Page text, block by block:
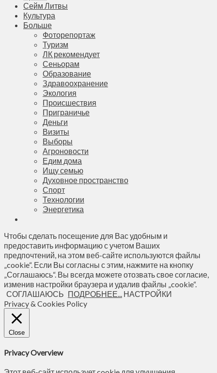
Сейм Литвы
Культура
Больше
Фоторепортаж
Туризм
ЛК рекомендует
Сеньорам
Образование
Здравоохранение
Экология
Происшествия
Приграничье
Деньги
Визиты
Выборы
Агроновости
Едим дома
Ищу семью
Духовное пространство
Спорт
Технологии
Энергетика
Чтобы сделать посещение для Вас удобным и
предоставить информацию с учетом Ваших
предпочтений, на этом веб-сайте используются файлы
„cookie“. Если Вы согласны с этим, нажмите на кнопку
„Соглашаюсь“. Вы всегда можете отозвать свое согласие,
изменив настройки браузера и удалив файлы „cookie“.
СОГЛАШАЮСЬ ПОДРОБНЕЕ... НАСТРОЙКИ
Privacy & Cookies Policy
Close
Privacy Overview